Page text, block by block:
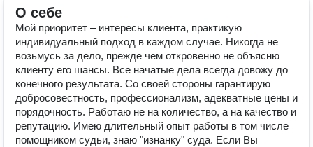
О себе
Мой приоритет – интересы клиента, практикую
индивидуальный подход в каждом случае. Никогда не
возьмусь за дело, прежде чем откровенно не объясню
клиенту его шансы. Все начатые дела всегда довожу до
конечного результата. Со своей стороны гарантирую
добросовестность, профессионализм, адекватные цены и
порядочность. Работаю не на количество, а на качество и
репутацию. Имею длительный опыт работы в том числе
помощником судьи, знаю "изнанку" суда. Если Вы